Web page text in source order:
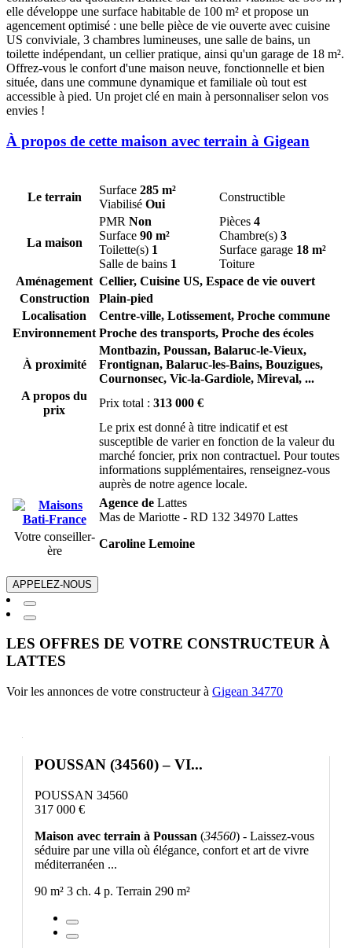
elle développe une surface habitable de 100 m² et propose un
agencement optimisé : une belle pièce de vie ouverte avec cuisine
US conviviale, 3 chambres lumineuses, une salle de bains, un
toilette indépendant, un cellier pratique, ainsi qu'un garage de 18 m².
Offrez-vous le confort d'une maison neuve, fonctionnelle et bien
située, dans une commune dynamique et familiale où tout est
accessible à pied. Un projet clé en main à personnaliser selon vos
envies !
À propos de cette maison avec terrain à Gigean
Le terrain
Surface 285 m²
Viabilisé Oui
Constructible
La maison
PMR Non
Surface 90 m²
Toilette(s) 1
Salle de bains 1
Pièces 4
Chambre(s) 3
Surface garage 18 m²
Toiture
Aménagement Cellier, Cuisine US, Espace de vie ouvert
Construction
Plain-pied
Localisation
Centre-ville, Lotissement, Proche commune
Environnement Proche des transports, Proche des écoles
À proximité
Montbazin, Poussan, Balaruc-le-Vieux,
Frontignan, Balaruc-les-Bains, Bouzigues,
Cournonsec, Vic-la-Gardiole, Mireval, ...
A propos du
prix
Prix total : 313 000 €
Le prix est donné à titre indicatif et est
susceptible de varier en fonction de la valeur du
marché foncier, prix non contractuel. Pour toutes
informations supplémentaires, renseignez-vous
auprès de notre agence locale.
Agence de Lattes
Mas de Mariotte - RD 132 34970 Lattes
Votre conseiller-
ère
Caroline Lemoine
APPELEZ-NOUS
LES OFFRES DE VOTRE CONSTRUCTEUR À
LATTES
Voir les annonces de votre constructeur à Gigean 34770
POUSSAN (34560) – VI...
POUSSAN 34560
317 000 €
Maison avec terrain à Poussan (34560) - Laissez-vous
séduire par une villa où élégance, confort et art de vivre
méditerranéen ...
90 m² 3 ch. 4 p. Terrain 290 m²